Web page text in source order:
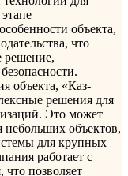
объекта,
что
решение,
объекта, «Каз-
решения для
Это может
небольших объектов,
для крупных
работает с
позволяет